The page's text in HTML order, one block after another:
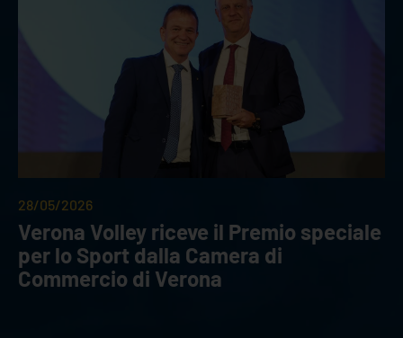
28/05/2026
Verona Volley riceve il Premio speciale
per lo Sport dalla Camera di
Commercio di Verona